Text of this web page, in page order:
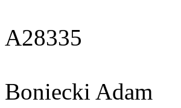
A28335
Boniecki Adam